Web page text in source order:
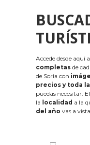
Accede desde aquí a
completas de
de Soria con
precios y toda
puedas necesitar.
la localidad a la
del año vas a